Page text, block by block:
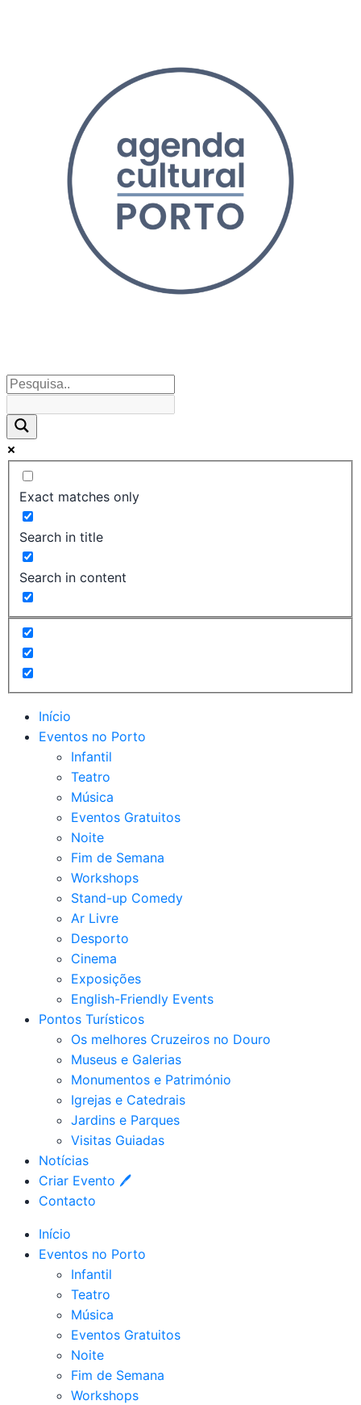
Exact matches only
Search in title
Search in content
Início
Eventos no Porto
Infantil
Teatro
Música
Eventos Gratuitos
Noite
Fim de Semana
Workshops
Stand-up Comedy
Ar Livre
Desporto
Cinema
Exposições
English-Friendly Events
Pontos Turísticos
Os melhores Cruzeiros no Douro​
Museus e Galerias
Monumentos e Património
Igrejas e Catedrais
Jardins e Parques
Visitas Guiadas
Notícias
Criar Evento 🖊
Contacto
Início
Eventos no Porto
Infantil
Teatro
Música
Eventos Gratuitos
Noite
Fim de Semana
Workshops